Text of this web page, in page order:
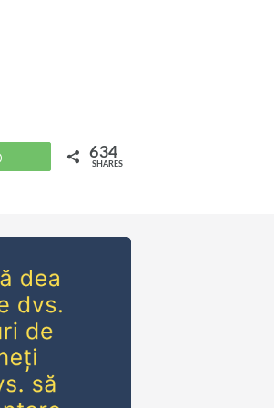
WhatsApp 634
SHARES